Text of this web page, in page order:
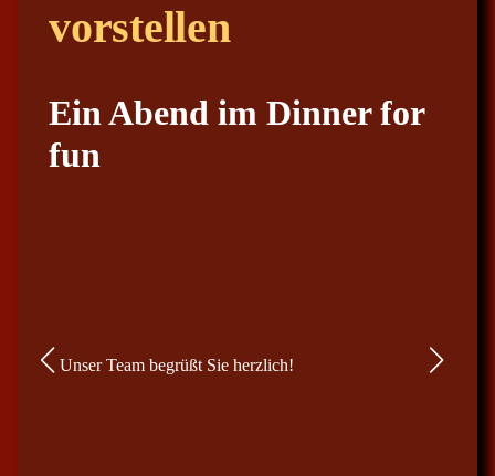
vorstellen
Ein Abend im Dinner for
fun
Unser Team begrüßt Sie herzlich!